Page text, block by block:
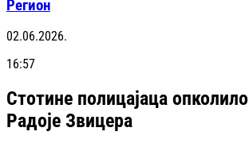
Регион
02.06.2026.
16:57
Стотине полицајаца
Радоје Звицера